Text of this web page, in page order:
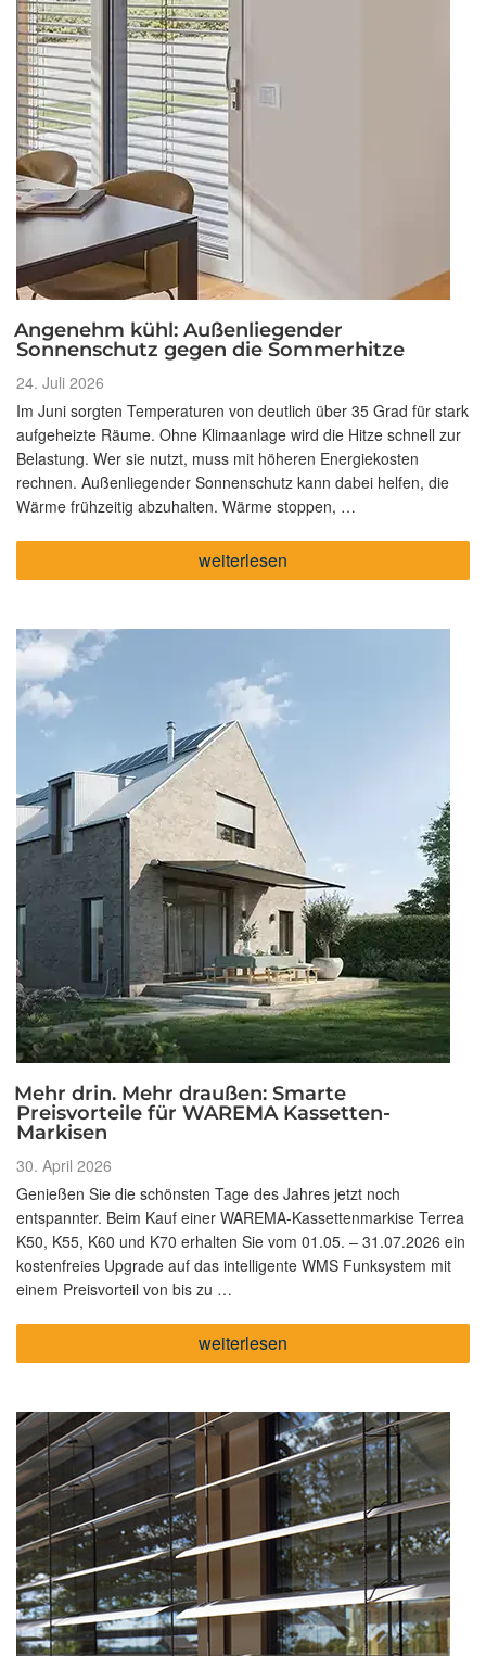
Angenehm kühl: Außenliegender
Sonnenschutz gegen die Sommerhitze
Veröffentlicht
am
24. Juli 2026
Im Juni sorgten Temperaturen von deutlich über 35 Grad für stark
aufgeheizte Räume. Ohne Klimaanlage wird die Hitze schnell zur
Belastung. Wer sie nutzt, muss mit höheren Energiekosten
rechnen. Außenliegender Sonnenschutz kann dabei helfen, die
Wärme frühzeitig abzuhalten. Wärme stoppen, …
„Angenehm
kühl:
gegen
Sommerhitze“
weiterlesen
Mehr drin. Mehr draußen: Smarte
Preisvorteile für WAREMA Kassetten-
Markisen
Veröffentlicht
am
30. April 2026
Genießen Sie die schönsten Tage des Jahres jetzt noch
entspannter. Beim Kauf einer WAREMA-Kassettenmarkise Terrea
K50, K55, K60 und K70 erhalten Sie vom 01.05. – 31.07.2026 ein
kostenfreies Upgrade auf das intelligente WMS Funksystem mit
einem Preisvorteil von bis zu …
„Mehr
drin.
Smarte
Preisvorteile
für
WAREMA
Kassetten-
Markisen“
weiterlesen